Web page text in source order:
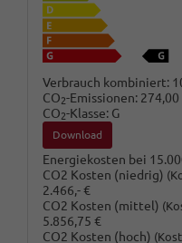
Verbrauch kombiniert:
CO2-Emissionen:
CO2-Klasse: G
Download
Energiekosten bei
CO2 Kosten (niedrig)
2.466,- €
CO2 Kosten (mittel)
5.856,75 €
CO2 Kosten (hoch)